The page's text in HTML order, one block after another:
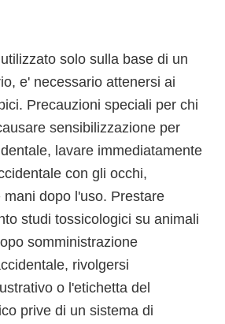
solo sulla base di un
e' necessario attenersi ai
Precauzioni speciali per chi
sensibilizzazione per
lavare immediatamente
con gli occhi,
dopo l'uso. Prestare
studi tossicologici su animali
somministrazione
rivolgersi
o l'etichetta del
prive di un sistema di